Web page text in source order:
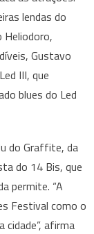
lendas do
Heliodoro,
Gustavo
III, que
blues do Led
do Graffite, da
do 14 Bis, que
permite. “A
Festival como o
afirma